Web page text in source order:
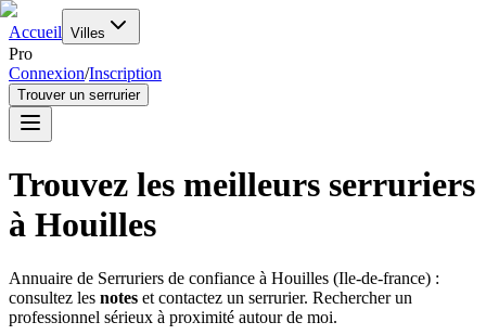
Accueil Villes
Pro
Connexion/Inscription
Trouver un serrurier
Trouvez les meilleurs serruriers
à Houilles
Annuaire de Serruriers de confiance à Houilles (Ile-de-france) :
consultez les notes et contactez un serrurier. Rechercher un
professionnel sérieux à proximité autour de moi.